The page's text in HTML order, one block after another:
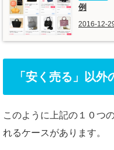
例
2016-12-
「安く売る」以外
このように上記の１０つ
れるケースがあります。